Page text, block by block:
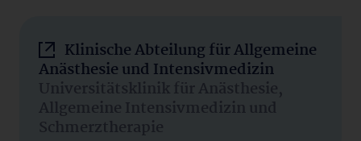
Klinische Abteilung für Allgemeine
Anästhesie und Intensivmedizin
Universitätsklinik für Anästhesie,
Allgemeine Intensivmedizin und
Schmerztherapie